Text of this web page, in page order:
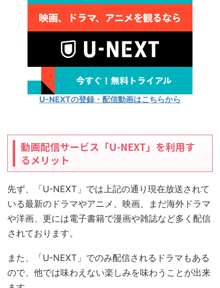
U-NEXTの登録・配信動画はこちらから
動画配信サービス「U-NEXT」を利用す
るメリット
先ず、「U-NEXT」では上記の通り現在放送されて
いる最新のドラマやアニメ、映画、まだ海外ドラマ
や洋画、更には電子書籍で漫画や雑誌など多く配信
されております。
また、「U-NEXT」でのみ配信されるドラマもある
ので、他では味わえない楽しみを味わうことが出来